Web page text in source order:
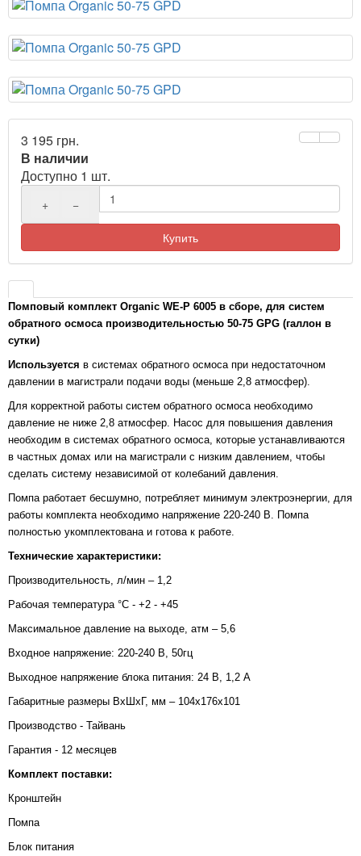
3 195 грн.
В наличии
Доступно 1 шт.
+ −
Купить
Помповый комплект Organic WE-P 6005 в сборе, для систем
обратного осмоса производительностью 50-75 GPG (галлон в
сутки)
Используется в системах обратного осмоса при недостаточном
давлении в магистрали подачи воды (меньше 2,8 атмосфер).
Для корректной работы систем обратного осмоса необходимо
давление не ниже 2,8 атмосфер. Насос для повышения давления
необходим в системах обратного осмоса, которые устанавливаются
в частных домах или на магистрали с низким давлением, чтобы
сделать систему независимой от колебаний давления.
Помпа работает бесшумно, потребляет минимум электроэнергии, для
работы комплекта необходимо напряжение 220-240 В. Помпа
полностью укомплектована и готова к работе.
Технические характеристики:
Производительность, л/мин – 1,2
Рабочая температура °С - +2 - +45
Максимальное давление на выходе, атм – 5,6
Входное напряжение: 220-240 В, 50гц
Выходное напряжение блока питания: 24 В, 1,2 А
Габаритные размеры ВхШхГ, мм – 104х176х101
Производство - Тайвань
Гарантия - 12 месяцев
Комплект поставки:
Кронштейн
Помпа
Блок питания